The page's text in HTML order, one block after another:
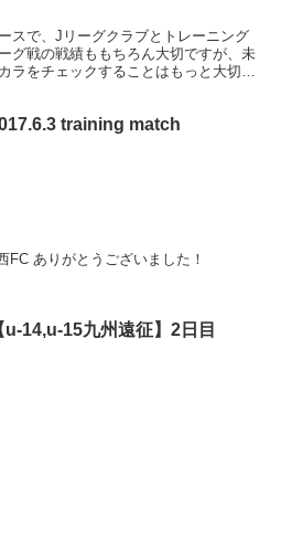
で、Jリーグクラブとトレーニング
グ戦の戦績ももちろん大切ですが、未
ラをチェックすることはもっと大切。
training match
ありがとうございました！
u-14,u-15九州遠征】2日目